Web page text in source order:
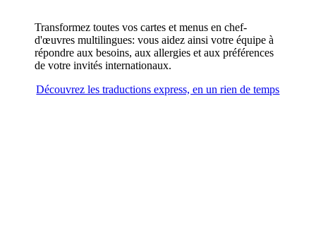
Transformez toutes vos cartes et menus en chef-
d'œuvres multilingues: vous aidez ainsi votre équipe à
répondre aux besoins, aux allergies et aux préférences
de votre invités internationaux.
Découvrez les traductions express, en un rien de temps